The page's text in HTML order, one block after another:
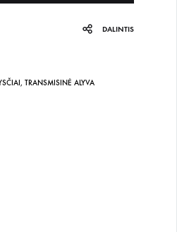
DALINTIS
, TRANSMISINĖ ALYVA